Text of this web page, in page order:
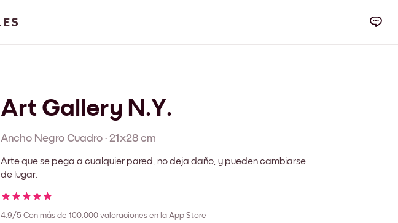
Art Gallery N.Y.
Ancho Negro Cuadro · 21x28 cm
Arte que se pega a cualquier pared, no deja daño, y pueden cambiarse
de lugar.
4.9/5 Con más de 100.000 valoraciones en la App Store